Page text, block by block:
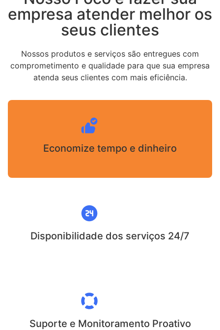
empresa atender melhor os
seus clientes
Nossos produtos e serviços são entregues com
comprometimento e qualidade para que sua empresa
atenda seus clientes com mais eficiência.
Economize tempo e dinheiro
Disponibilidade dos serviços 24/7
Suporte e Monitoramento Proativo